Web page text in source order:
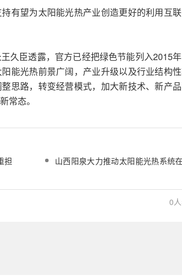
望为太阳能光热产业创造更好的利用互
臣透露，官方已经把绿色节能列入2015
能光热前景广阔，产业升级以及行业结构
思路，转变经营模式，加大新技术、新产
常态。
担
山西阳泉大力推动太阳能光热系统
0